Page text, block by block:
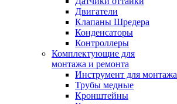
Двигатели
Клапаны Шредера
Конденсаторы
Контроллеры
Комплектующие для
монтажа и ремонта
Инструмент для монтажа
Трубы медные
Кронштейны